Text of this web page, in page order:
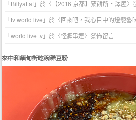
「Billyattaf」於〈 【2016 京都】粟餅所・澤屋〉
「tv world live 」於〈回來吧，我心目中的燈籠魯
「world live tv」於〈怪癖串連〉發佈留言
來中和緬甸街吃碗稀豆粉